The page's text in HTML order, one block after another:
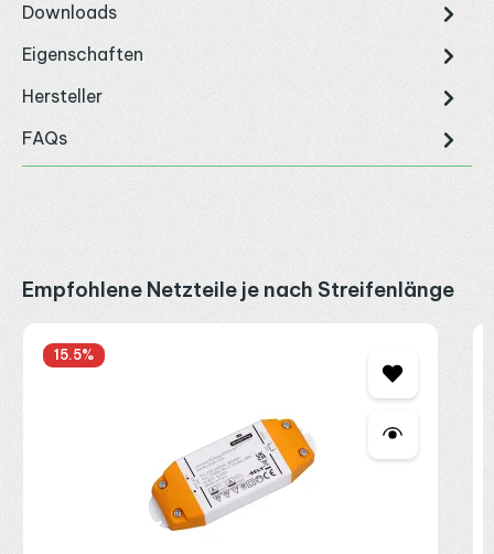
Downloads
Eigenschaften
Hersteller
FAQs
Produktgalerie überspringen
Empfohlene Netzteile je nach Streifenlänge
15.5%